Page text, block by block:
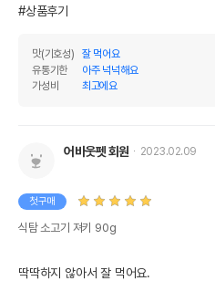
#상품후기
맛(기호성)
잘 먹어요
유통기한
아주 넉넉해요
가성비
최고에요
어바웃펫 회원 2023.02.09
첫구매
식탐 소고기 져키 90g
딱딱하지 않아서 잘 먹어요.